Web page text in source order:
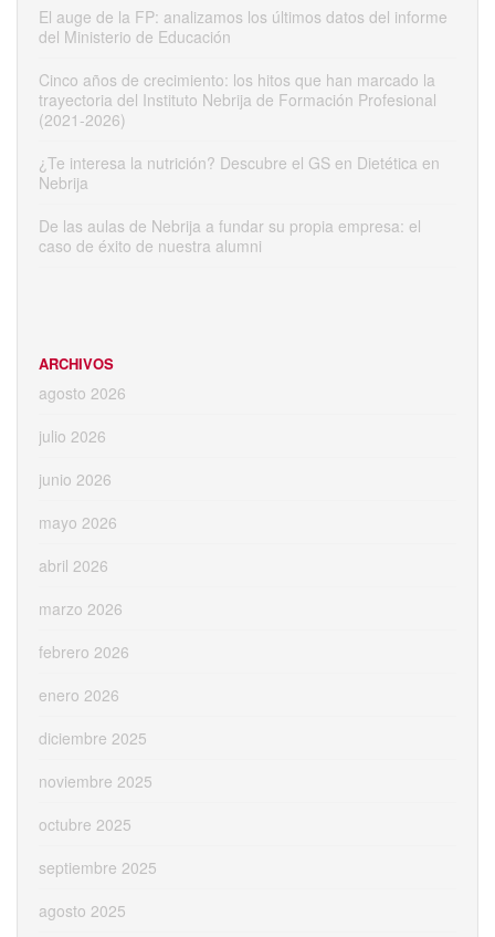
El auge de la FP: analizamos los últimos datos del informe
del Ministerio de Educación
Cinco años de crecimiento: los hitos que han marcado la
trayectoria del Instituto Nebrija de Formación Profesional
(2021-2026)
¿Te interesa la nutrición? Descubre el GS en Dietética en
Nebrija
De las aulas de Nebrija a fundar su propia empresa: el
caso de éxito de nuestra alumni
ARCHIVOS
agosto 2026
julio 2026
junio 2026
mayo 2026
abril 2026
marzo 2026
febrero 2026
enero 2026
diciembre 2025
noviembre 2025
octubre 2025
septiembre 2025
agosto 2025